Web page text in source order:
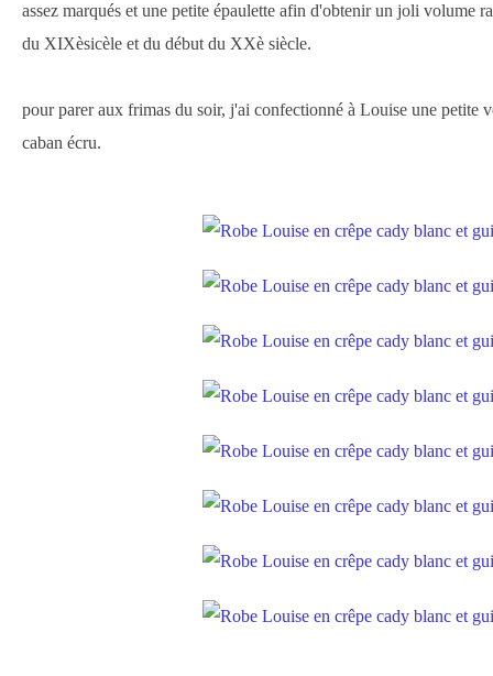
assez marqués et une petite épaulette afin d'obtenir un joli volume
du XIXèsicèle et du début du XXè siècle.
pour parer aux frimas du soir, j'ai confectionné à Louise une petite
caban écru.